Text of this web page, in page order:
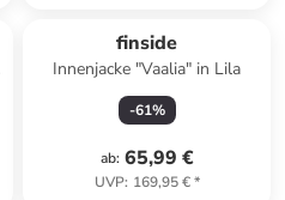
finside
Innenjacke "Vaalia" in Lila
-61%
ab: 65,99 €
UVP: 169,95 €*